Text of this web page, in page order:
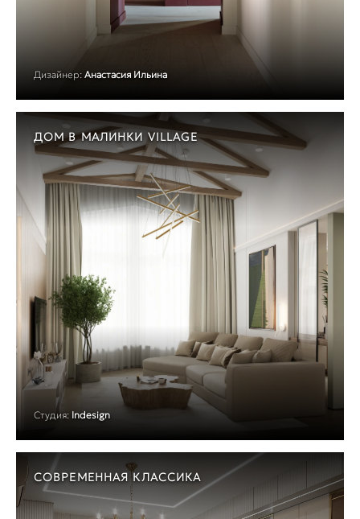
Дизайнер: Анастасия Ильина
ДОМ В МАЛИНКИ VILLAGE
Студия: Indesign
СОВРЕМЕННАЯ КЛАССИКА